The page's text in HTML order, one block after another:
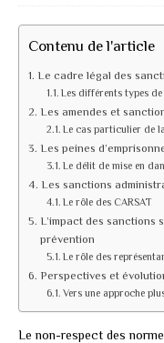
Contenu de l'article
Le cadre légal des
Les différents types
Les amendes et
Le cas particulier de
Les peines
Le délit de mise en
Les sanctions
Le rôle des CARSAT
L’impact des sanctions
prévention
Le rôle des
Perspectives et
Vers une approche
Le non-respect des